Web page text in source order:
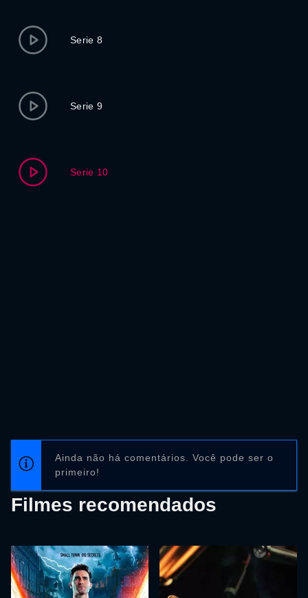
Serie 8
Serie 9
Serie 10
Ainda não há comentários. Você pode ser o
primeiro!
Filmes recomendados